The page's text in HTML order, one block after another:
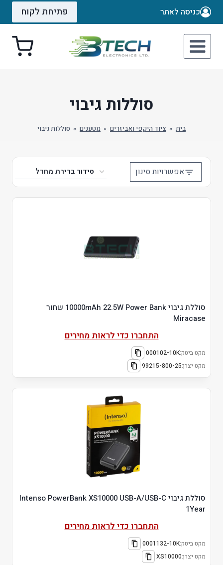
Skip
כניסה לאתר פתיחת לקוח
סוללות גיבוי
בית » ציוד היקפי ואביזרים » מטענים » סוללות גיבוי
אפשרויות סינון
סוללת גיבוי 10000mAh 22.5W Power Bank שחור
Miracase
התחברו כדי לראות מחירים
מקט ביטק:000102-10K
מקט יצרן:99215-800-25
סוללת גיבוי Intenso PowerBank XS10000 USB-A/USB-C
1Year
התחברו כדי לראות מחירים
מקט ביטק:0001132-10K
מקט יצרן:XS10000